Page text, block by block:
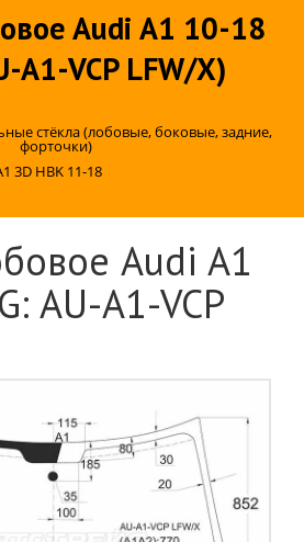
Audi A1 10-18
A1-VCP LFW/X)
стёкла (лобовые, боковые, задние,
форточки)
3D HBK 11-18
Audi A1
AU-A1-VCP